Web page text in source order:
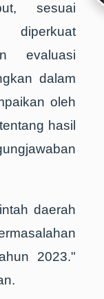
sesuai
diperkuat
evaluasi
dalam
oleh
hasil
daerah
2023."